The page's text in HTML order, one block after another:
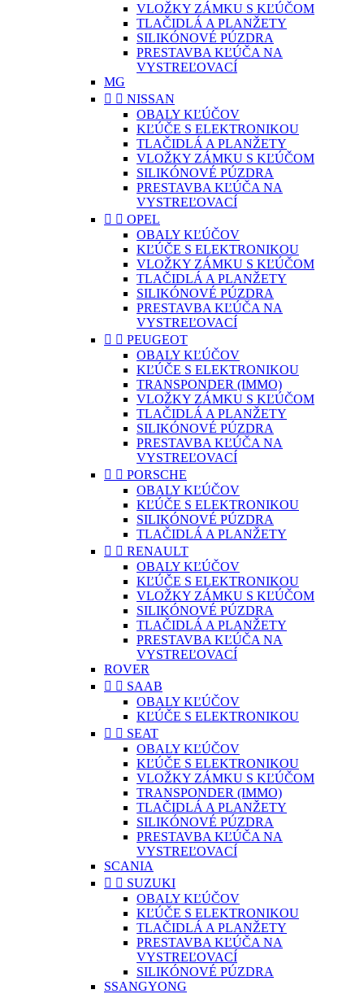
VLOŽKY ZÁMKU S KĽÚČOM
TLAČIDLÁ A PLANŽETY
SILIKÓNOVÉ PÚZDRA
PRESTAVBA KĽÚČA NA
VYSTREĽOVACÍ
MG
  NISSAN
OBALY KĽÚČOV
KĽÚČE S ELEKTRONIKOU
TLAČIDLÁ A PLANŽETY
VLOŽKY ZÁMKU S KĽÚČOM
SILIKÓNOVÉ PÚZDRA
PRESTAVBA KĽÚČA NA
VYSTREĽOVACÍ
  OPEL
OBALY KĽÚČOV
KĽÚČE S ELEKTRONIKOU
VLOŽKY ZÁMKU S KĽÚČOM
TLAČIDLÁ A PLANŽETY
SILIKÓNOVÉ PÚZDRA
PRESTAVBA KĽÚČA NA
VYSTREĽOVACÍ
  PEUGEOT
OBALY KĽÚČOV
KĽÚČE S ELEKTRONIKOU
TRANSPONDER (IMMO)
VLOŽKY ZÁMKU S KĽÚČOM
TLAČIDLÁ A PLANŽETY
SILIKÓNOVÉ PÚZDRA
PRESTAVBA KĽÚČA NA
VYSTREĽOVACÍ
  PORSCHE
OBALY KĽÚČOV
KĽÚČE S ELEKTRONIKOU
SILIKÓNOVÉ PÚZDRA
TLAČIDLÁ A PLANŽETY
  RENAULT
OBALY KĽÚČOV
KĽÚČE S ELEKTRONIKOU
VLOŽKY ZÁMKU S KĽÚČOM
SILIKÓNOVÉ PÚZDRA
TLAČIDLÁ A PLANŽETY
PRESTAVBA KĽÚČA NA
VYSTREĽOVACÍ
ROVER
  SAAB
OBALY KĽÚČOV
KĽÚČE S ELEKTRONIKOU
  SEAT
OBALY KĽÚČOV
KĽÚČE S ELEKTRONIKOU
VLOŽKY ZÁMKU S KĽÚČOM
TRANSPONDER (IMMO)
TLAČIDLÁ A PLANŽETY
SILIKÓNOVÉ PÚZDRA
PRESTAVBA KĽÚČA NA
VYSTREĽOVACÍ
SCANIA
  SUZUKI
OBALY KĽÚČOV
KĽÚČE S ELEKTRONIKOU
TLAČIDLÁ A PLANŽETY
PRESTAVBA KĽÚČA NA
VYSTREĽOVACÍ
SILIKÓNOVÉ PÚZDRA
SSANGYONG